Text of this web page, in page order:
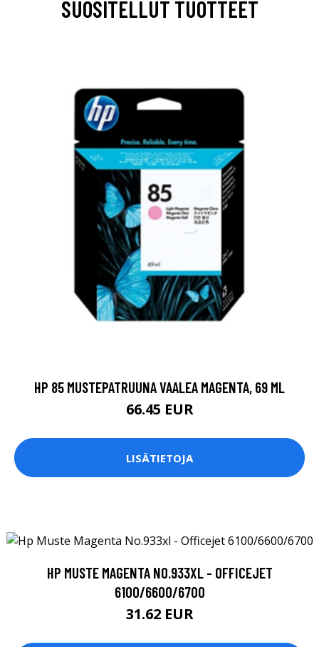
SUOSITELLUT TUOTTEET
HP 85 MUSTEPATRUUNA VAALEA MAGENTA, 69 ML
66.45 EUR
LISÄTIETOJA
HP MUSTE MAGENTA NO.933XL - OFFICEJET
6100/6600/6700
31.62 EUR